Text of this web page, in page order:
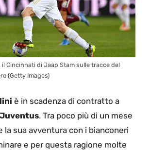
Cincinnati di Jaap Stam sulle tracce del
(Getty Images)
è in scadenza di contratto a
Juventus. Tra poco più di un mese
la sua avventura con i bianconeri
e per questa ragione molte